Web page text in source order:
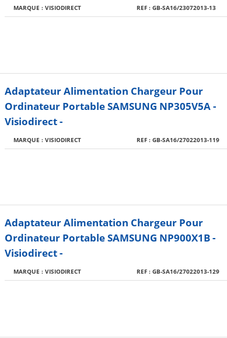
MARQUE : VISIODIRECT REF : GB-SA16/23072013-13
Adaptateur Alimentation Chargeur Pour
Ordinateur Portable SAMSUNG NP305V5A -
Visiodirect -
MARQUE : VISIODIRECT REF : GB-SA16/27022013-119
Adaptateur Alimentation Chargeur Pour
Ordinateur Portable SAMSUNG NP900X1B -
Visiodirect -
MARQUE : VISIODIRECT REF : GB-SA16/27022013-129